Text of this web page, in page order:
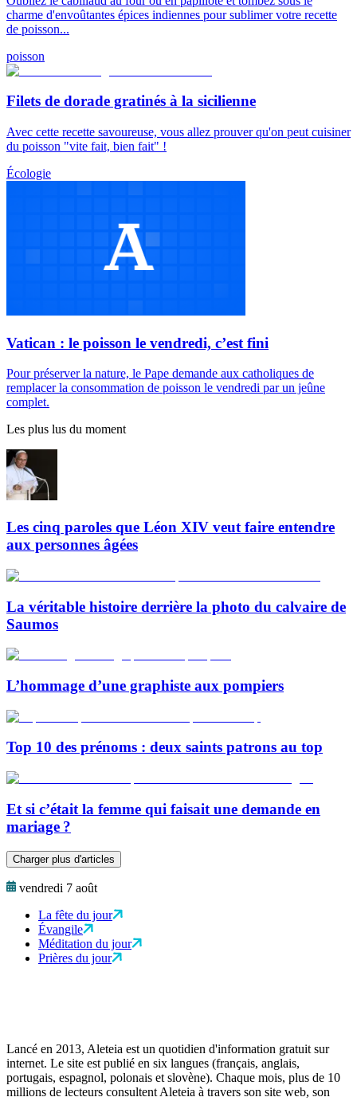
charme d'envoûtantes épices indiennes pour sublimer votre recette
de poisson...
poisson
Filets de dorade gratinés à la sicilienne
Avec cette recette savoureuse, vous allez prouver qu'on peut cuisiner
du poisson "vite fait, bien fait" !
Écologie
Vatican : le poisson le vendredi, c’est fini
Pour préserver la nature, le Pape demande aux catholiques de
remplacer la consommation de poisson le vendredi par un jeûne
complet.
Les plus lus du moment
Les cinq paroles que Léon XIV veut faire entendre
aux personnes âgées
La véritable histoire derrière la photo du calvaire de
Saumos
L’hommage d’une graphiste aux pompiers
Top 10 des prénoms : deux saints patrons au top
Et si c’était la femme qui faisait une demande en
mariage ?
Charger plus d'articles
vendredi 7 août
La fête du jour
Évangile
Méditation du jour
Prières du jour
Lancé en 2013, Aleteia est un quotidien d'information gratuit sur
internet. Le site est publié en six langues (français, anglais,
portugais, espagnol, polonais et slovène). Chaque mois, plus de 10
millions de lecteurs consultent Aleteia à travers son site web, son